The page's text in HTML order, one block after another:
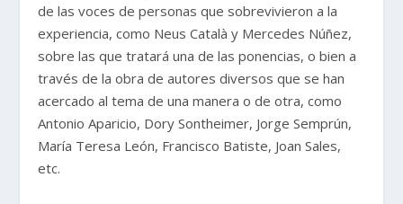
de las voces de personas que sobrevivieron a la
experiencia, como Neus Català y Mercedes Núñez,
sobre las que tratará una de las ponencias, o bien a
través de la obra de autores diversos que se han
acercado al tema de una manera o de otra, como
Antonio Aparicio, Dory Sontheimer, Jorge Semprún,
María Teresa León, Francisco Batiste, Joan Sales,
etc.